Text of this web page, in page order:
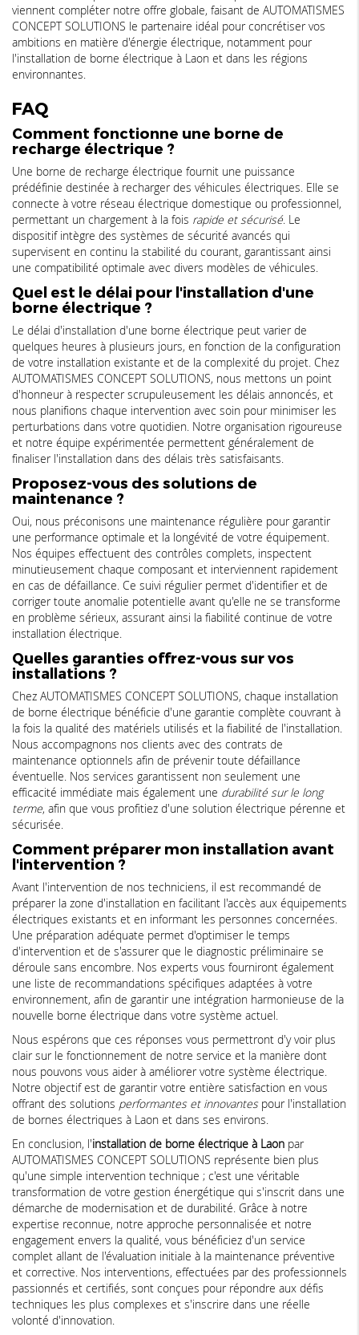
viennent compléter notre offre globale, faisant de AUTOMATISMES
CONCEPT SOLUTIONS le partenaire idéal pour concrétiser vos
ambitions en matière d'énergie électrique, notamment pour
l'installation de borne électrique à Laon et dans les régions
environnantes.
FAQ
Comment fonctionne une borne de
recharge électrique ?
Une borne de recharge électrique fournit une puissance
prédéfinie destinée à recharger des véhicules électriques. Elle se
connecte à votre réseau électrique domestique ou professionnel,
permettant un chargement à la fois rapide et sécurisé. Le
dispositif intègre des systèmes de sécurité avancés qui
supervisent en continu la stabilité du courant, garantissant ainsi
une compatibilité optimale avec divers modèles de véhicules.
Quel est le délai pour l'installation d'une
borne électrique ?
Le délai d'installation d'une borne électrique peut varier de
quelques heures à plusieurs jours, en fonction de la configuration
de votre installation existante et de la complexité du projet. Chez
AUTOMATISMES CONCEPT SOLUTIONS, nous mettons un point
d'honneur à respecter scrupuleusement les délais annoncés, et
nous planifions chaque intervention avec soin pour minimiser les
perturbations dans votre quotidien. Notre organisation rigoureuse
et notre équipe expérimentée permettent généralement de
finaliser l'installation dans des délais très satisfaisants.
Proposez-vous des solutions de
maintenance ?
Oui, nous préconisons une maintenance régulière pour garantir
une performance optimale et la longévité de votre équipement.
Nos équipes effectuent des contrôles complets, inspectent
minutieusement chaque composant et interviennent rapidement
en cas de défaillance. Ce suivi régulier permet d'identifier et de
corriger toute anomalie potentielle avant qu'elle ne se transforme
en problème sérieux, assurant ainsi la fiabilité continue de votre
installation électrique.
Quelles garanties offrez-vous sur vos
installations ?
Chez AUTOMATISMES CONCEPT SOLUTIONS, chaque installation
de borne électrique bénéficie d'une garantie complète couvrant à
la fois la qualité des matériels utilisés et la fiabilité de l'installation.
Nous accompagnons nos clients avec des contrats de
maintenance optionnels afin de prévenir toute défaillance
éventuelle. Nos services garantissent non seulement une
efficacité immédiate mais également une durabilité sur le long
terme, afin que vous profitiez d'une solution électrique pérenne et
sécurisée.
Comment préparer mon installation avant
l'intervention ?
Avant l'intervention de nos techniciens, il est recommandé de
préparer la zone d'installation en facilitant l'accès aux équipements
électriques existants et en informant les personnes concernées.
Une préparation adéquate permet d'optimiser le temps
d'intervention et de s'assurer que le diagnostic préliminaire se
déroule sans encombre. Nos experts vous fourniront également
une liste de recommandations spécifiques adaptées à votre
environnement, afin de garantir une intégration harmonieuse de la
nouvelle borne électrique dans votre système actuel.
Nous espérons que ces réponses vous permettront d'y voir plus
clair sur le fonctionnement de notre service et la manière dont
nous pouvons vous aider à améliorer votre système électrique.
Notre objectif est de garantir votre entière satisfaction en vous
offrant des solutions performantes et innovantespour l'installation
de bornes électriques à Laon et dans ses environs.
En conclusion, l'installation de borne électrique à Laon par
AUTOMATISMES CONCEPT SOLUTIONS représente bien plus
qu'une simple intervention technique ; c'est une véritable
transformation de votre gestion énergétique qui s'inscrit dans une
démarche de modernisation et de durabilité. Grâce à notre
expertise reconnue, notre approche personnalisée et notre
engagement envers la qualité, vous bénéficiez d'un service
complet allant de l'évaluation initiale à la maintenance préventive
et corrective. Nos interventions, effectuées par des professionnels
passionnés et certifiés, sont conçues pour répondre aux défis
techniques les plus complexes et s'inscrire dans une réelle
volonté d'innovation.